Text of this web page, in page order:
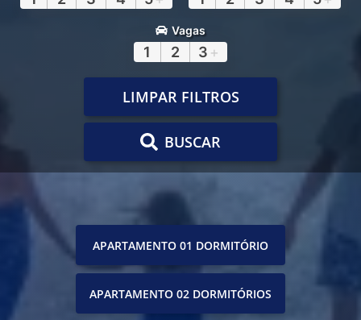
Vagas
1 2 3 +
LIMPAR FILTROS
BUSCAR
APARTAMENTO 01 DORMITÓRIO
APARTAMENTO 02 DORMITÓRIOS